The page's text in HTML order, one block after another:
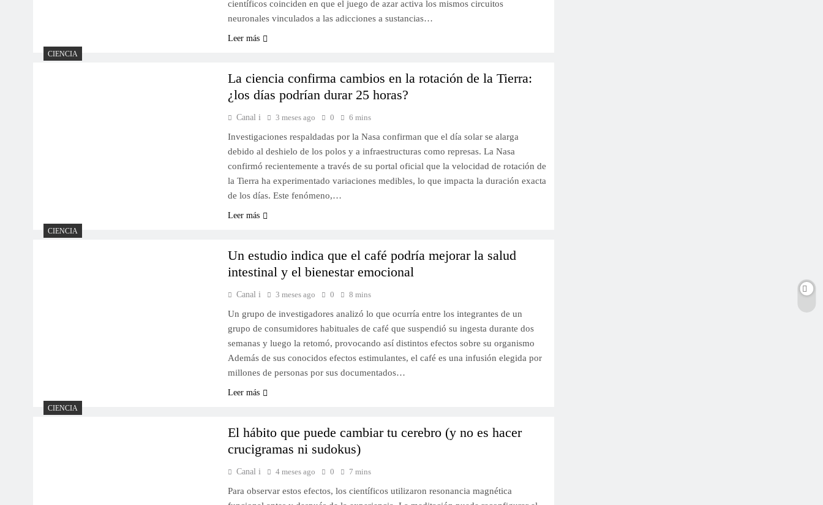
científicos coinciden en que el juego de azar activa los mismos circuitos
neuronales vinculados a las adicciones a sustancias…
Leer más
CIENCIA
La ciencia confirma cambios en la rotación de la Tierra:
¿los días podrían durar 25 horas?
Canal i 3 meses ago 0 6 mins
Investigaciones respaldadas por la Nasa confirman que el día solar se alarga
debido al deshielo de los polos y a infraestructuras como represas. La Nasa
confirmó recientemente a través de su portal oficial que la velocidad de rotación de
la Tierra ha experimentado variaciones medibles, lo que impacta la duración exacta
de los días. Este fenómeno,…
Leer más
CIENCIA
Un estudio indica que el café podría mejorar la salud
intestinal y el bienestar emocional
Canal i 3 meses ago 0 8 mins
Un grupo de investigadores analizó lo que ocurría entre los integrantes de un
grupo de consumidores habituales de café que suspendió su ingesta durante dos
semanas y luego la retomó, provocando así distintos efectos sobre su organismo
Además de sus conocidos efectos estimulantes, el café es una infusión elegida por
millones de personas por sus documentados…
Leer más
CIENCIA
El hábito que puede cambiar tu cerebro (y no es hacer
crucigramas ni sudokus)
Canal i 4 meses ago 0 7 mins
Para observar estos efectos, los científicos utilizaron resonancia magnética